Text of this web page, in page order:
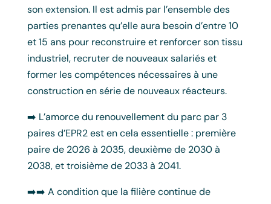
son extension. Il est admis par l’ensemble des
parties prenantes qu’elle aura besoin d’entre 10
et 15 ans pour reconstruire et renforcer son tissu
industriel, recruter de nouveaux salariés et
former les compétences nécessaires à une
construction en série de nouveaux réacteurs.
➡️ L’amorce du renouvellement du parc par 3
paires d’EPR2 est en cela essentielle : première
paire de 2026 à 2035, deuxième de 2030 à
2038, et troisième de 2033 à 2041.
➡️➡️ A condition que la filière continue de